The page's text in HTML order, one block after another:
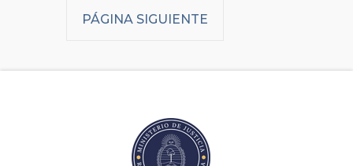
PÁGINA SIGUIENTE